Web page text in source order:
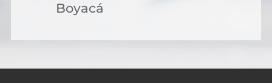
Boyacá